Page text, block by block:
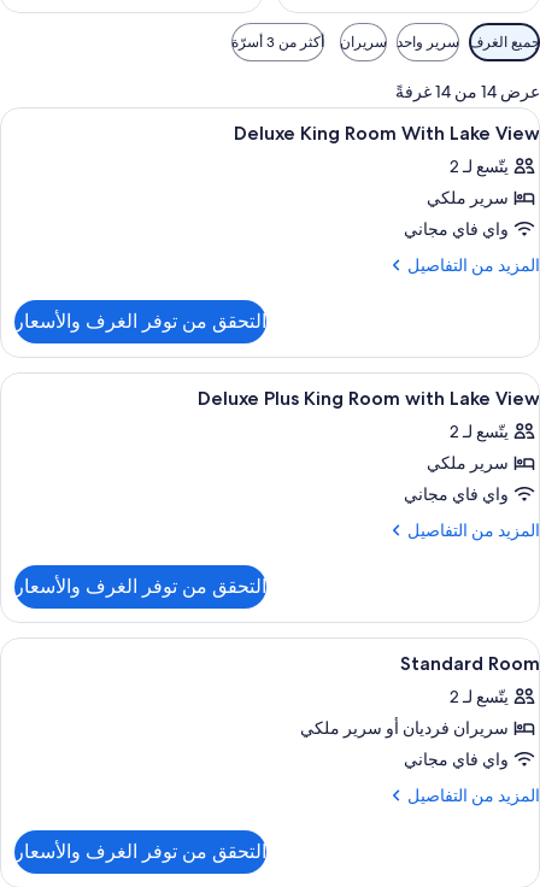
عوامل
التصفية
المتاحة
للغرف
جميع الغرف سرير واحد سريران أكثر من 3 أسرّة
عرض 14 من 14 غرفةً
استعراض
جميع
صور
Deluxe
King
Room
View
أغطية فراش متميزة وميني بار وخزنة
6
Deluxe King Room With Lake View
يتّسع لـ 2
سرير ملكي
واي فاي مجاني
المزيد من التفاصيل
المزيد
Deluxe
King
Room
Lake
View
التحقق من توفر الغرف والأسعار
استعراض
جميع
صور
Deluxe
Plus
King
Lake
View
أغطية فراش متميزة وميني بار وخزنة
4
Deluxe Plus King Room with Lake View
يتّسع لـ 2
سرير ملكي
واي فاي مجاني
المزيد من التفاصيل
المزيد
Deluxe
Plus
King
with
Lake
التحقق من توفر الغرف والأسعار
استعراض
جميع
صور
Standard
Room
أغطية فراش متميزة وميني بار وخزنة
5
Standard Room
يتّسع لـ 2
سريران فرديان‫‬ أو سرير ملكي
واي فاي مجاني
المزيد من التفاصيل
المزيد
Standard
التحقق من توفر الغرف والأسعار